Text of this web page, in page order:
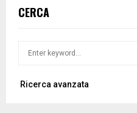
CERCA
rRicerca avanzata